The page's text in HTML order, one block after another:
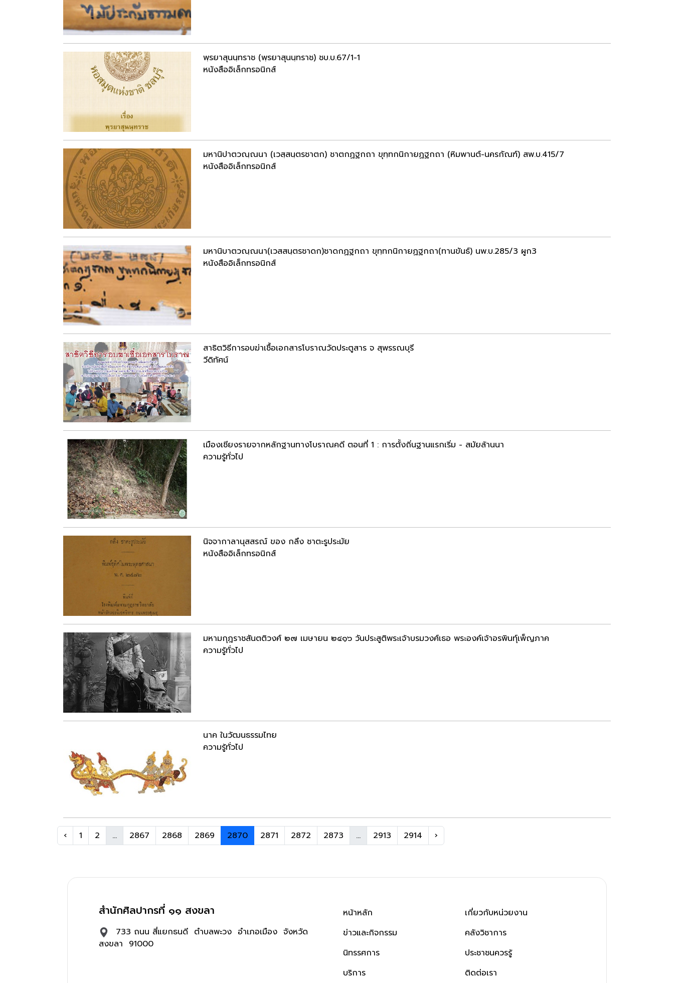
พฺรยาสุนนฺทราช (พฺรยาสุนนฺทราช) ชบ.บ.67/1-1
หนังสืออิเล็กทรอนิกส์
มหานิปาตวณฺณนา (เวสฺสนฺตรชาตก) ชาตกฏฐกถา ขุทฺทกนิกายฏฐกถา (หิมพานต์-นครกัณฑ์) สพ.บ.415/7
หนังสืออิเล็กทรอนิกส์
มหานิบาตวณฺณนา(เวสสนฺตรชาดก)ชาดกฏฐกถา ขุทฺทกนิกายฏฐกถา(ทานขันธ์) นพ.บ.285/3 ผูก3
หนังสืออิเล็กทรอนิกส์
สาธิตวิธีการอบฆ่าเชื้อ​เอกสารโบราณวัดประตูสาร​ จ สุพรรณบุรี​
วีดิทัศน์
เมืองเชียงรายจากหลักฐานทางโบราณคดี ตอนที่ 1 : การตั้งถิ่นฐานแรกเริ่ม - สมัยล้านนา
ความรู้ทั่วไป
นิจจากาลานุสสรณ์ ของ กลึง ชาตะรูประมัย
หนังสืออิเล็กทรอนิกส์
มหามกุฎราชสันตติวงศ์ ๒๗ เมษายน ๒๔๑๖ วันประสูติพระเจ้าบรมวงศ์เธอ พระองค์เจ้าอรพินทุ์เพ็ญภาค
ความรู้ทั่วไป
นาค ในวัฒนธรรมไทย
ความรู้ทั่วไป
‹ 1 2 ... 2867 2868 2869 2870 2871 2872 2873 ... 2913 2914 ›
สำนักศิลปากรที่ ๑๑ สงขลา
733 ถนน สี่แยกธนดี ตำบลพะวง อำเภอเมือง จังหวัด
สงขลา 91000
หน้าหลัก
ข่าวและกิจกรรม
นิทรรศการ
บริการ
เกี่ยวกับหน่วยงาน
คลังวิชาการ
ประชาชนควรรู้
ติดต่อเรา